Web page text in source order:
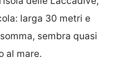
larga 30 metri e
sembra quasi
al mare.